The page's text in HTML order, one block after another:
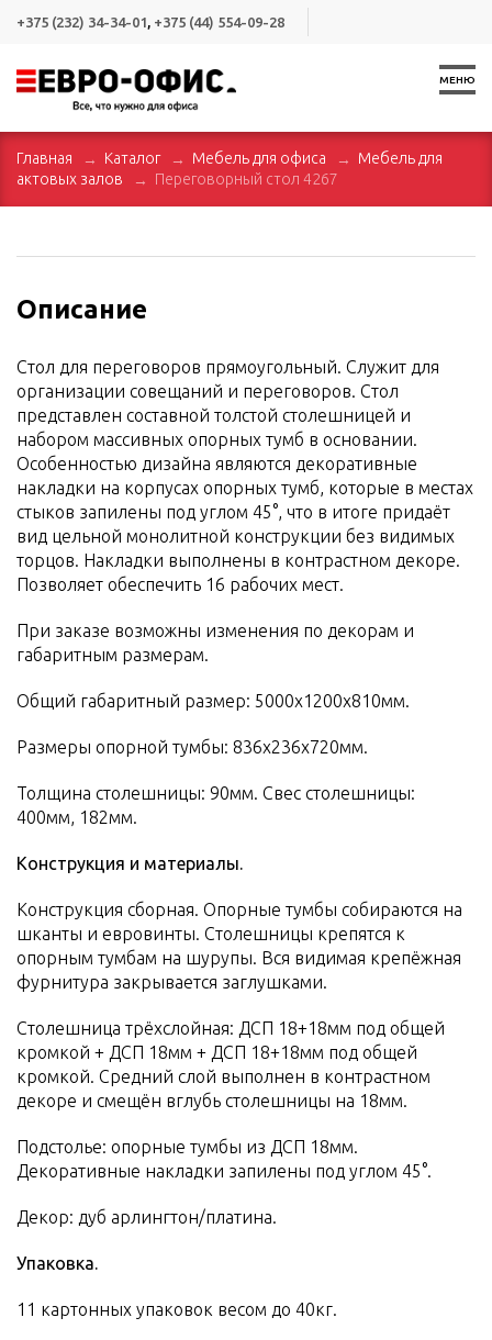
+375 (232) 34-34-01, +375 (44) 554-09-28
МЕНЮ
Главная Каталог Мебель для офиса
Мебель для
актовых залов
Переговорный стол 4267
Описание
Стол для переговоров прямоугольный. Служит для
организации совещаний и переговоров. Стол
представлен составной толстой столешницей и
набором массивных опорных тумб в основании.
Особенностью дизайна являются декоративные
накладки на корпусах опорных тумб, которые в местах
стыков запилены под углом 45°, что в итоге придаёт
вид цельной монолитной конструкции без видимых
торцов. Накладки выполнены в контрастном декоре.
Позволяет обеспечить 16 рабочих мест.
При заказе возможны изменения по декорам и
габаритным размерам.
Общий габаритный размер: 5000х1200х810мм.
Размеры опорной тумбы: 836х236х720мм.
Толщина столешницы: 90мм. Свес столешницы:
400мм, 182мм.
Конструкция и материалы.
Конструкция сборная. Опорные тумбы собираются на
шканты и евровинты. Столешницы крепятся к
опорным тумбам на шурупы. Вся видимая крепёжная
фурнитура закрывается заглушками.
Столешница трёхслойная: ДСП 18+18мм под общей
кромкой + ДСП 18мм + ДСП 18+18мм под общей
кромкой. Средний слой выполнен в контрастном
декоре и смещён вглубь столешницы на 18мм.
Подстолье: опорные тумбы из ДСП 18мм.
Декоративные накладки запилены под углом 45°.
Декор: дуб арлингтон/платина.
Упаковка.
11 картонных упаковок весом до 40кг.